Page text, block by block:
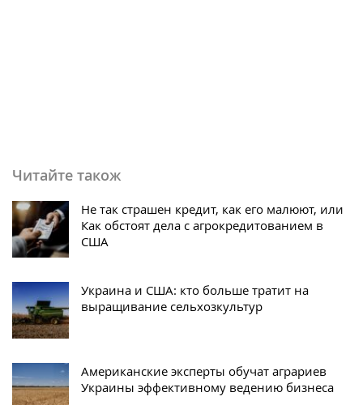
Читайте також
Не так страшен кредит, как его малюют, или
Как обстоят дела с агрокредитованием в
США
Украина и США: кто больше тратит на
выращивание сельхозкультур
Американские эксперты обучат аграриев
Украины эффективному ведению бизнеса